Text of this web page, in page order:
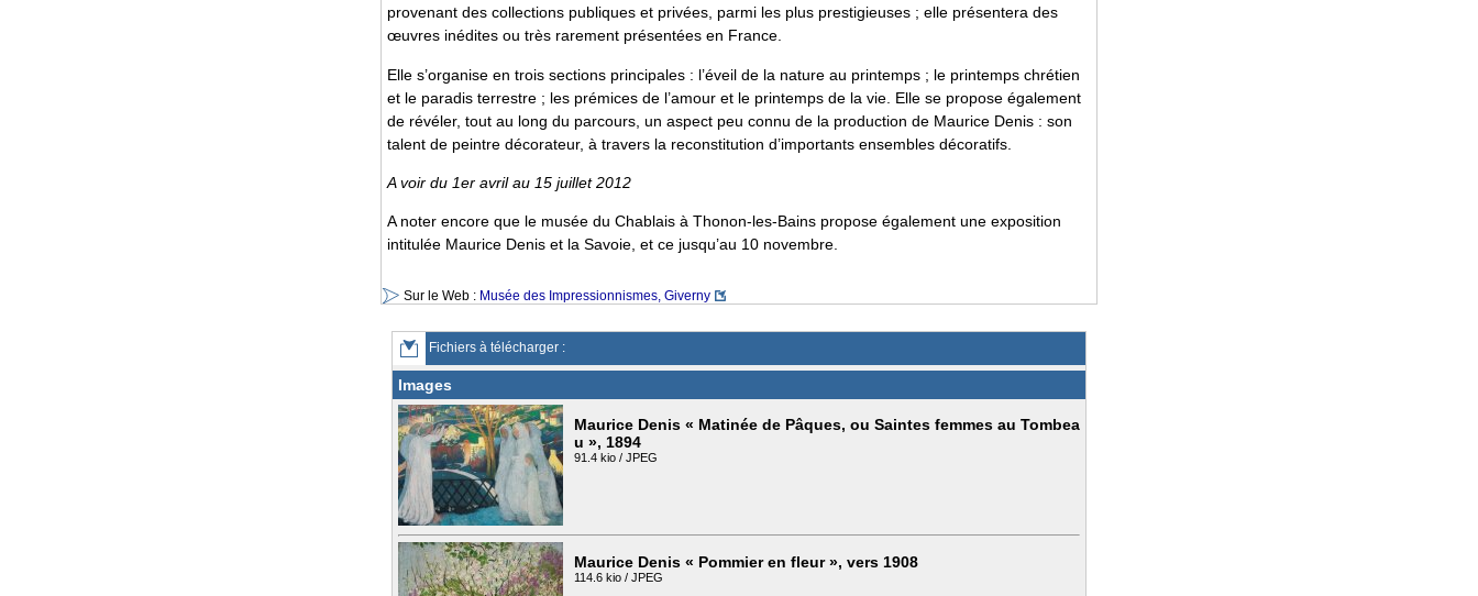
provenant des collections publiques et privées, parmi les plus prestigieuses ; elle présentera des
œuvres inédites ou très rarement présentées en France.
Elle s’organise en trois sections principales : l’éveil de la nature au printemps ; le printemps chrétien
et le paradis terrestre ; les prémices de l’amour et le printemps de la vie. Elle se propose également
de révéler, tout au long du parcours, un aspect peu connu de la production de Maurice Denis : son
talent de peintre décorateur, à travers la reconstitution d’importants ensembles décoratifs.
A voir du 1er avril au 15 juillet 2012
A noter encore que le musée du Chablais à Thonon-les-Bains propose également une exposition
intitulée Maurice Denis et la Savoie, et ce jusqu’au 10 novembre.
Sur le Web : Musée des Impressionnismes, Giverny
Fichiers à télécharger :
Images
Maurice Denis « Matinée de Pâques, ou Saintes femmes au Tombea
u », 1894
91.4 kio / JPEG
Maurice Denis « Pommier en fleur », vers 1908
114.6 kio / JPEG